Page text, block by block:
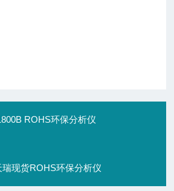
ROHS环保分析仪
瑞现货ROHS环保分析仪